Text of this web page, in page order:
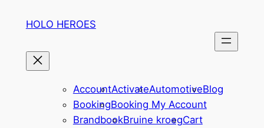
inhoud
HOLO HEROES
AccountActivateAutomotiveBlog
BookingBooking My Account
BrandbookBruine kroegCart